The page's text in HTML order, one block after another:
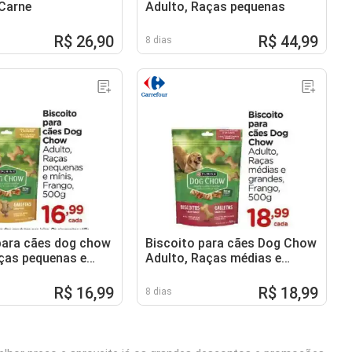
R$ 26,90
Adulto, Raças pequenas
8 dias R$ 44,99
cães dog chow
pequenas e
R$ 16,99
Biscoito para cães Dog Chow
Adulto, Raças médias e
8 dias R$ 18,99